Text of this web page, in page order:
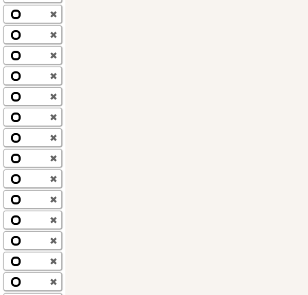
✖
✖
✖
✖
✖
✖
✖
✖
✖
✖
✖
✖
✖
✖